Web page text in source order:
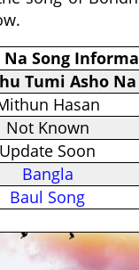
Na Song
Tumi Asho Na
Hasan
Not Known
Update Soon
Bangla
Baul Song